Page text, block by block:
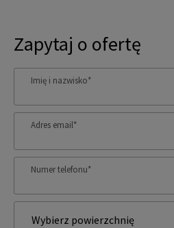
Zapytaj o ofertę
Imię i nazwisko*
Adres email*
Numer telefonu*
Wybierz powierzchnię